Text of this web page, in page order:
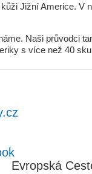
Jižní Americe. V
Naši průvodci
s více než 40
Evropská